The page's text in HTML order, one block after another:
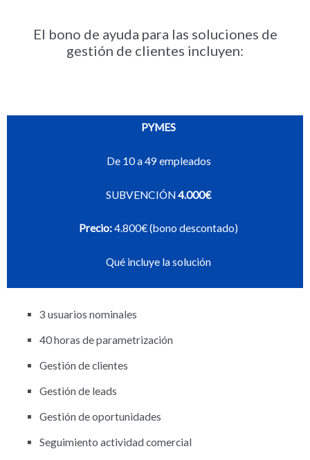
El bono de ayuda para las soluciones de
gestión de clientes incluyen:
PYMES
De 10 a 49 empleados
SUBVENCIÓN4.000€
Precio:4.800€ (bono descontado)
Qué incluye la solución
3 usuarios nominales
40 horas de parametrización
Gestión de clientes
Gestión de leads
Gestión de oportunidades
Seguimiento actividad comercial